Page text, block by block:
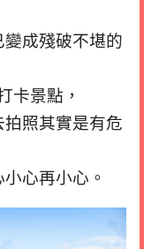
成殘破不堪的
卡景點，
照其實是有危
心再小心。